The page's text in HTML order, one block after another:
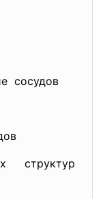
сосудов
структур